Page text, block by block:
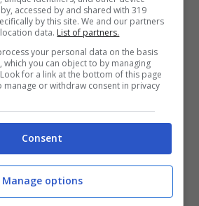
rain on me forever
loca loca
accessed by and shared with 319
by this site. We and our partners
data. List of partners.
your personal data on the basis
which you can object to by managing
for a link at the bottom of this page
manage or withdraw consent in privacy
Consent
Manage options